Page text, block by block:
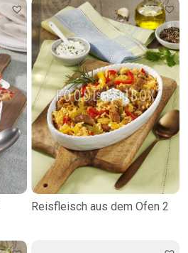
Reisfleisch aus dem Ofen 2